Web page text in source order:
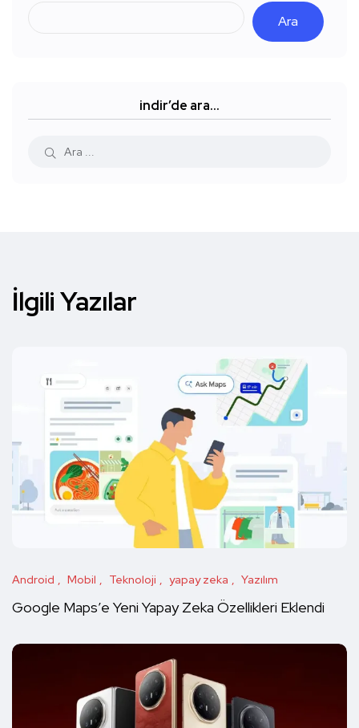
Ara
indir’de ara…
İlgili Yazılar
Android Mobil Teknoloji yapay zeka Yazılım
Google Maps’e Yeni Yapay Zeka Özellikleri Eklendi